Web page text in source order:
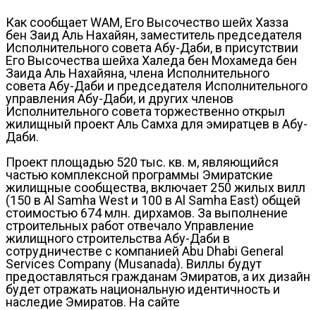
Как сообщает WAM, Его Высочество шейх Хазза
бен Заид Аль Нахайян, заместитель председателя
Исполнительного совета Абу-Даби, в присутствии
Его Высочества шейха Халеда бен Мохамеда бен
Заида Аль Нахайяна, члена Исполнительного
совета Абу-Даби и председателя Исполнительного
управления Абу-Даби, и других членов
Исполнительного совета торжественно открыл
жилищный проект Аль Самха для эмиратцев в Абу-
Даби.
Проект площадью 520 тыс. кв. м, являющийся
частью комплексной программы Эмиратские
жилищные сообщества, включает 250 жилых вилл
(150 в Al Samha West и 100 в Al Samha East) общей
стоимостью 674 млн. дирхамов. За выполнение
строительных работ отвечало Управление
жилищного строительства Абу-Даби в
сотрудничестве с компанией Abu Dhabi General
Services Company (Musanada). Виллы будут
предоставляться гражданам Эмиратов, а их дизайн
будет отражать национальную идентичность и
наследие Эмиратов. На сайте